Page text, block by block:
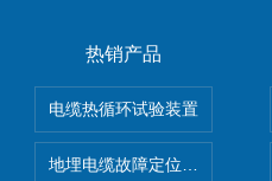
热销产品
电缆热循环试验装置
地埋电缆故障定位仪 地下电